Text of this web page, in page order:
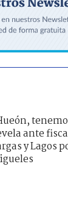
ante
y Lagos